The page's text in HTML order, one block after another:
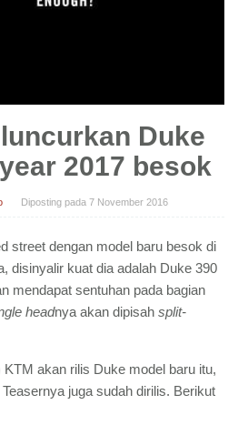
Duke
2017 besok
Diposting pada 7 November 2016
street dengan model baru besok di
disinyalir kuat dia adalah Duke 390
mendapat sentuhan pada bagian
headnya akan dipisah split-
akan rilis Duke model baru itu,
juga sudah dirilis. Berikut